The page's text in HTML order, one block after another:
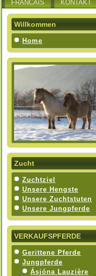
FRANCAIS KONTAKT
Willkommen
Home
Zucht
Zuchtziel
Unsere Hengste
Unsere Zuchtstuten
Unsere Jungpferde
VERKAUFSPFERDE
Gerittene Pferde
Jungpferde
Ásjóna Lauzière